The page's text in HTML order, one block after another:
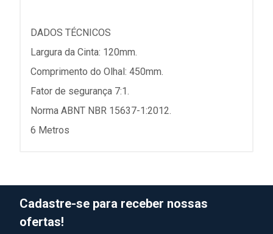
DADOS TÉCNICOS
Largura da Cinta: 120mm.
Comprimento do Olhal: 450mm.
Fator de segurança 7:1.
Norma ABNT NBR 15637-1:2012.
6 Metros
Cadastre-se para receber nossas
ofertas!